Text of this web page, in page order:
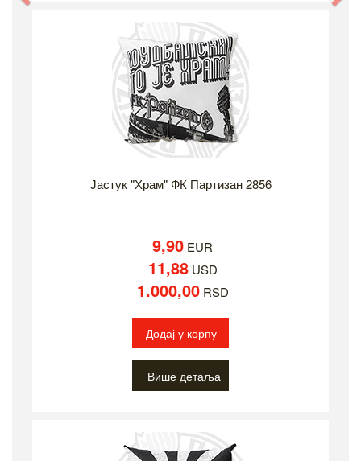
Јастук "Храм" ФК Партизан 2856
9,90 EUR
11,88USD
1.000,00RSD
Додај у корпу
Више детаља